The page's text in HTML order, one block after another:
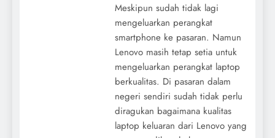
Meskipun sudah tidak lagi
mengeluarkan perangkat
smartphone ke pasaran. Namun
Lenovo masih tetap setia untuk
mengeluarkan perangkat laptop
berkualitas. Di pasaran dalam
negeri sendiri sudah tidak perlu
diragukan bagaimana kualitas
laptop keluaran dari Lenovo yang